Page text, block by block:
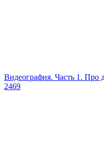
Видеография. Часть 1. Про
2469